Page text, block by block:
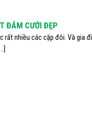
ĐÁM CƯỚI ĐẸP
rất nhiều các cặp đôi. Và gia